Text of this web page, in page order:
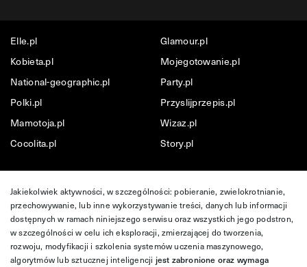
Elle.pl
Glamour.pl
Kobieta.pl
Mojegotowanie.pl
National-geographic.pl
Party.pl
Polki.pl
Przyslijprzepis.pl
Mamotoja.pl
Wizaz.pl
Cocolita.pl
Story.pl
Jakiekolwiek aktywności, w szczególności: pobieranie, zwielokrotnianie,
przechowywanie, lub inne wykorzystywanie treści, danych lub informacji
dostępnych w ramach niniejszego serwisu oraz wszystkich jego podstron,
w szczególności w celu ich eksploracji, zmierzającej do tworzenia,
rozwoju, modyfikacji i szkolenia systemów uczenia maszynowego,
algorytmów lub sztucznej inteligencji jest zabronione oraz wymaga